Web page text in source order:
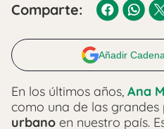
Comparte:
Añadir
En los últimos años, Ana
como una de las grandes
urbano en nuestro país.